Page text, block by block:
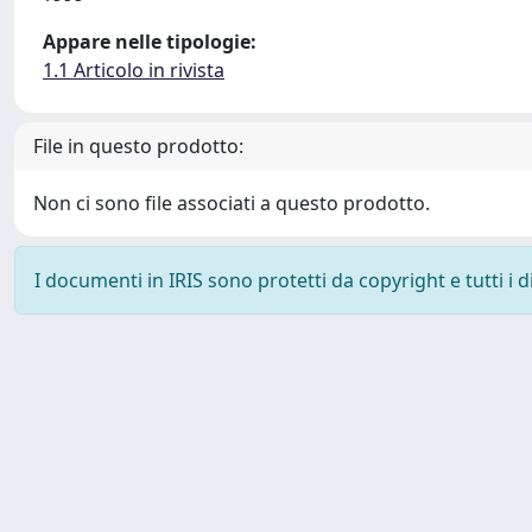
Appare nelle tipologie:
1.1 Articolo in rivista
File in questo prodotto:
Non ci sono file associati a questo prodotto.
I documenti in IRIS sono protetti da copyright e tutti i